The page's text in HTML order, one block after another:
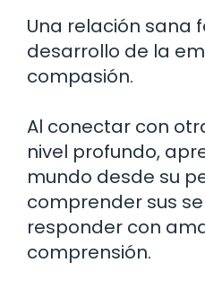
Una relación sana
desarrollo de la
compasión.
Al conectar con
nivel profundo,
mundo desde su
comprender sus
responder con
comprensión.